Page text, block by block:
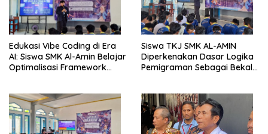
Edukasi Vibe Coding di Era
AI: Siswa SMK Al-Amin Belajar
Optimalisasi Framework
Siswa TKJ SMK AL-AMIN
Diperkenakan Dasar Logika
Pemigraman Sebagai Bekal